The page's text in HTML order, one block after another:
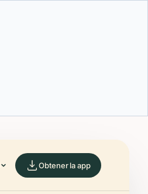
Obtener la app